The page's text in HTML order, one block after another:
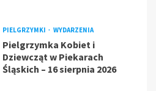
PIELGRZYMKI WYDARZENIA
Pielgrzymka Kobiet i
Dziewcząt w Piekarach
Śląskich – 16 sierpnia 2026